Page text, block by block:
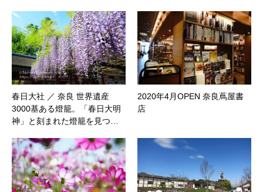
春日大社 ／ 奈良 世界遺産
3000基ある燈籠。「春日大明
神」と刻まれた燈籠を見つ…
2020年4月OPEN 奈良蔦屋書
店